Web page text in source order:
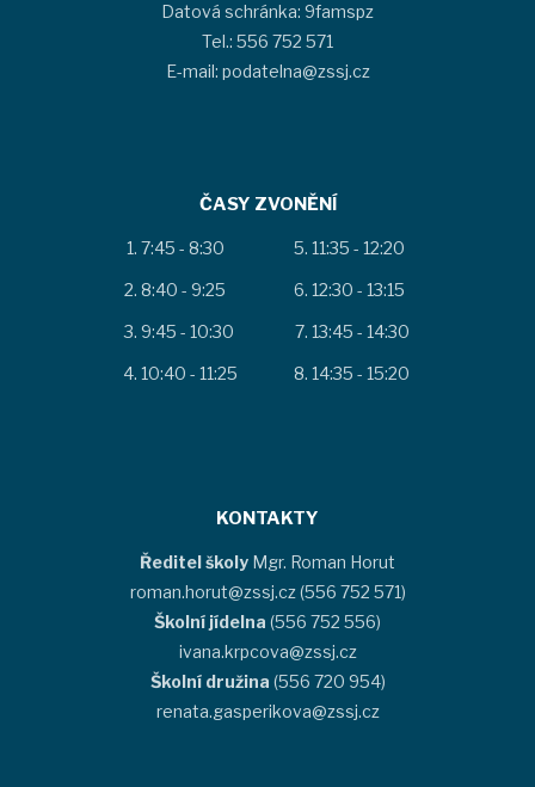
Datová schránka: 9famspz
Tel.: 556 752 571
E-mail: podatelna@zssj.cz
ČASY ZVONĚNÍ
7:45 - 8:30
8:40 - 9:25
9:45 - 10:30
10:40 - 11:25
11:35 - 12:20
12:30 - 13:15
13:45 - 14:30
14:35 - 15:20
KONTAKTY
Ředitel školy Mgr. Roman Horut
roman.horut@zssj.cz (556 752 571)
Školní jídelna (556 752 556)
ivana.krpcova@zssj.cz
Školní družina (556 720 954)
renata.gasperikova@zssj.cz